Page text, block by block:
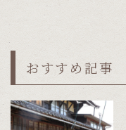
おすすめ記事